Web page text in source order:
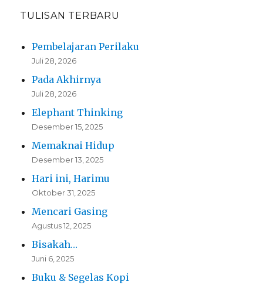
TULISAN TERBARU
Pembelajaran Perilaku
Juli 28, 2026
Pada Akhirnya
Juli 28, 2026
Elephant Thinking
Desember 15, 2025
Memaknai Hidup
Desember 13, 2025
Hari ini, Harimu
Oktober 31, 2025
Mencari Gasing
Agustus 12, 2025
Bisakah…
Juni 6, 2025
Buku & Segelas Kopi